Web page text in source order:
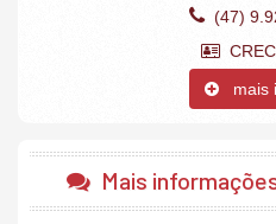
1 vaga de garagem privativa.
Academia
Bicicletário
Brinquedoteca
(47)
mais
Mais